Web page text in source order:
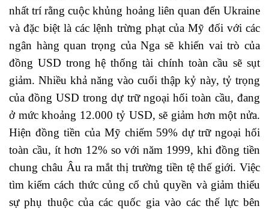
nhất trí rằng cuộc khủng hoảng liên quan đến Ukraine
và đặc biệt là các lệnh trừng phạt của Mỹ đối với các
ngân hàng quan trọng của Nga sẽ khiến vai trò của
đồng USD trong hệ thống tài chính toàn cầu sẽ sụt
giảm. Nhiều khả năng vào cuối thập kỷ này, tỷ trọng
của đồng USD trong dự trữ ngoại hối toàn cầu, đang
ở mức khoảng 12.000 tỷ USD, sẽ giảm hơn một nửa.
Hiện đồng tiền của Mỹ chiếm 59% dự trữ ngoại hối
toàn cầu, ít hơn 12% so với năm 1999, khi đồng tiền
chung châu Âu ra mắt thị trường tiền tệ thế giới. Việc
tìm kiếm cách thức củng cố chủ quyền và giảm thiểu
sự phụ thuộc của các quốc gia vào các thế lực bên